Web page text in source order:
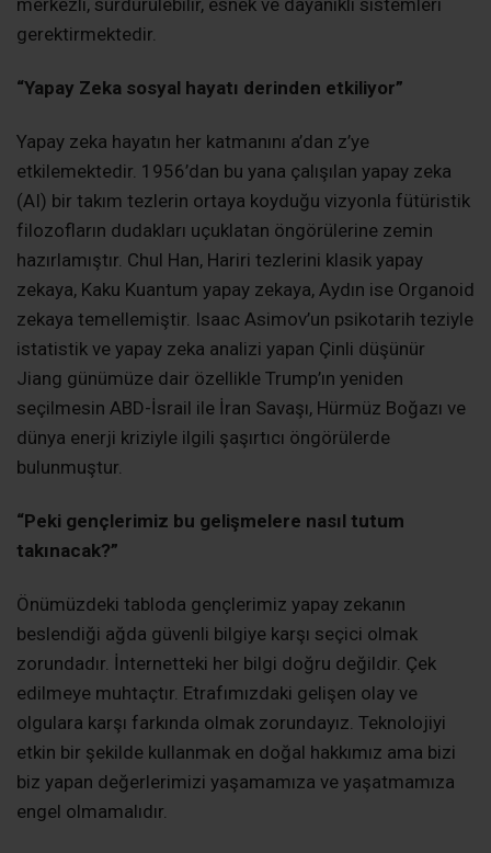
gerektirmektedir.
“Yapay Zeka sosyal hayatı derinden etkiliyor”
Yapay zeka hayatın her katmanını a’dan z’ye
etkilemektedir. 1956’dan bu yana çalışılan yapay zeka
(AI) bir takım tezlerin ortaya koyduğu vizyonla fütüristik
filozofların dudakları uçuklatan öngörülerine zemin
hazırlamıştır. Chul Han, Hariri tezlerini klasik yapay
zekaya, Kaku Kuantum yapay zekaya, Aydın ise Organoid
zekaya temellemiştir. Isaac Asimov’un psikotarih teziyle
istatistik ve yapay zeka analizi yapan Çinli düşünür
Jiang günümüze dair özellikle Trump’ın yeniden
seçilmesin ABD-İsrail ile İran Savaşı, Hürmüz Boğazı ve
dünya enerji kriziyle ilgili şaşırtıcı öngörülerde
bulunmuştur.
“Peki gençlerimiz bu gelişmelere nasıl tutum
takınacak?”
Önümüzdeki tabloda gençlerimiz yapay zekanın
beslendiği ağda güvenli bilgiye karşı seçici olmak
zorundadır. İnternetteki her bilgi doğru değildir. Çek
edilmeye muhtaçtır. Etrafımızdaki gelişen olay ve
olgulara karşı farkında olmak zorundayız. Teknolojiyi
etkin bir şekilde kullanmak en doğal hakkımız ama bizi
biz yapan değerlerimizi yaşamamıza ve yaşatmamıza
engel olmamalıdır.